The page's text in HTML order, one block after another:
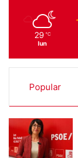
29 ℃
lun
Popular